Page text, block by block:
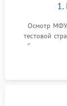
1.
Осмотр
тестовой
работы
дефектах